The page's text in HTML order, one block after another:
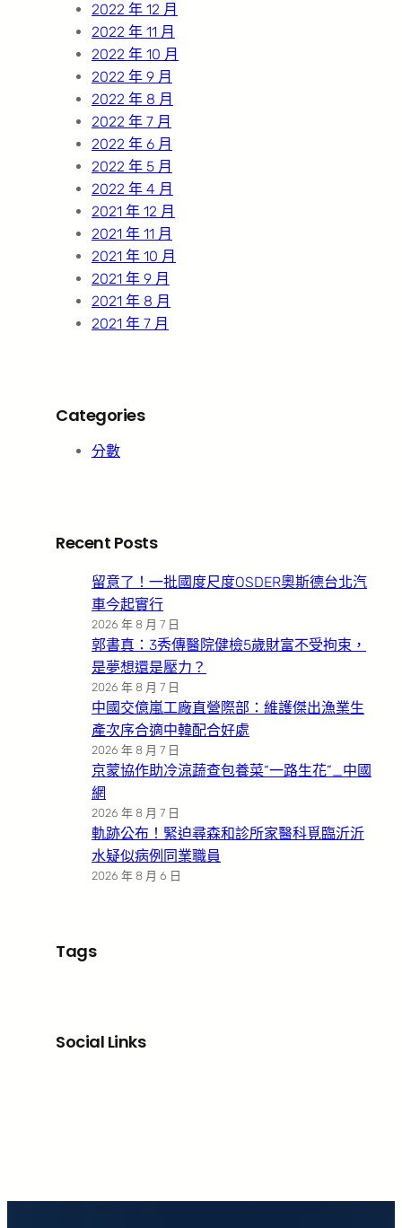
2022 年 12 月
2022 年 11 月
2022 年 10 月
2022 年 9 月
2022 年 8 月
2022 年 7 月
2022 年 6 月
2022 年 5 月
2022 年 4 月
2021 年 12 月
2021 年 11 月
2021 年 10 月
2021 年 9 月
2021 年 8 月
2021 年 7 月
Categories
分數
Recent Posts
留意了！一批國度尺度OSDER奧斯德台北汽
車今起實行
2026 年 8 月 7 日
郭書真：3秀傳醫院健檢5歲財富不受拘束，
是夢想還是壓力？
2026 年 8 月 7 日
中國交億嵐工廠直營際部：維護傑出漁業生
產次序合適中韓配合好處
2026 年 8 月 7 日
京蒙協作助冷涼蔬查包養菜“一路生花”_中國
網
2026 年 8 月 7 日
軌跡公布！緊迫尋森和診所家醫科覓臨沂沂
水疑似病例同業職員
2026 年 8 月 6 日
Tags
Social Links